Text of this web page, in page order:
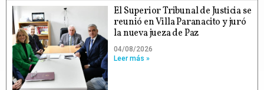
El Superior Tribunal de Justicia se
reunió en Villa Paranacito y juró
la nueva jueza de Paz
04/08/2026
Leer más »